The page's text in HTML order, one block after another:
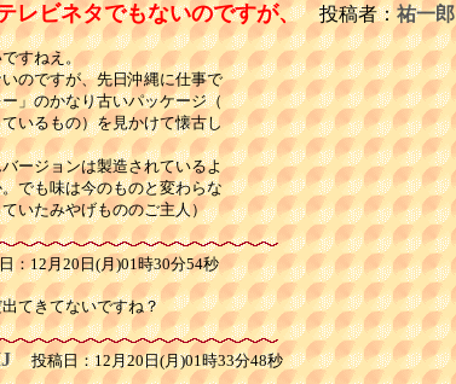
レビネタでもないのですが、投稿者：祐一郎
すねえ。
のですが、先日沖縄に仕事で
」のかなり古いパッケージ（
いるもの）を見かけて懐古し
ージョンは製造されているよ
でも味は今のものと変わらな
いたみやげもののご主人）
12月20日(月)01時30分54秒
てきてないですね？
投稿日：12月20日(月)01時33分48秒